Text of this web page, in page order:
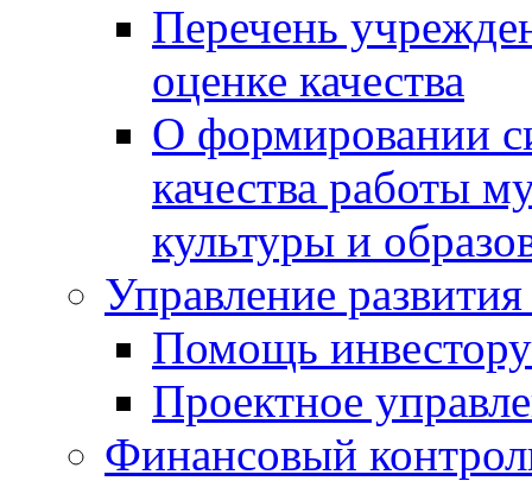
Перечень
оценке качества
О формировании
качества работы
культуры и
Управление
Помощь инвестору
Проектное
Финансовый